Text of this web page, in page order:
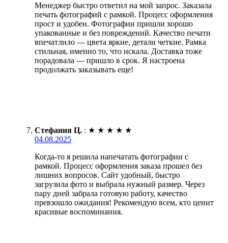
Менеджер быстро ответил на мой запрос. Заказала
печать фотографий с рамкой. Процесс оформления
прост и удобен. Фотографии пришли хорошо
упакованные и без повреждений. Качество печати
впечатлило — цвета яркие, детали четкие. Рамка
стильная, именно то, что искала. Доставка тоже
порадовала — пришло в срок. Я настроена
продолжать заказывать еще!
Стефания Ц. : ★ ★ ★ ★ ★
04.08.2025
Когда-то я решила напечатать фотографии с
рамкой. Процесс оформления заказа прошел без
лишних вопросов. Сайт удобный, быстро
загрузила фото и выбрала нужный размер. Через
пару дней забрала готовую работу, качество
превзошло ожидания! Рекомендую всем, кто ценит
красивые воспоминания.